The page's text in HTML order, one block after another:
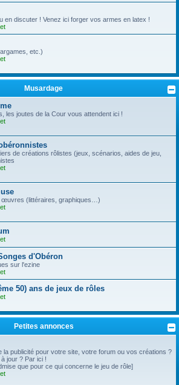
en discuter ! Venez ici forger vos armes en latex !
etc.)
Musardage
les joutes de la Cour vous attendent ici !
de créations rôlistes (jeux, scénarios, aides de jeu,
œuvres (littéraires, graphiques…)
d'Obéron
sur l'ezine
50) ans de jeux de rôles
Petites annonces
la publicité pour votre site, votre forum ou vos créations ?
jour ? Par ici !
que pour ce qui concerne le jeu de rôle]